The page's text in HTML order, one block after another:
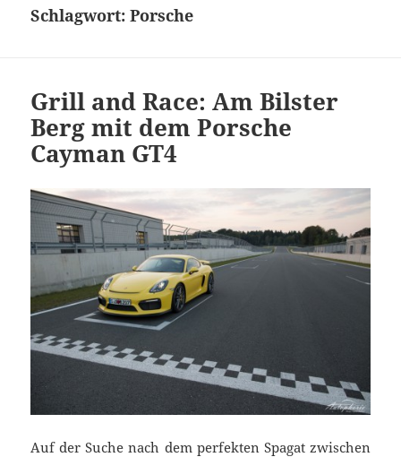
Schlagwort:Porsche
Grill and Race: Am Bilster
Berg mit dem Porsche
Cayman GT4
Auf der Suche nach dem perfekten Spagat zwischen